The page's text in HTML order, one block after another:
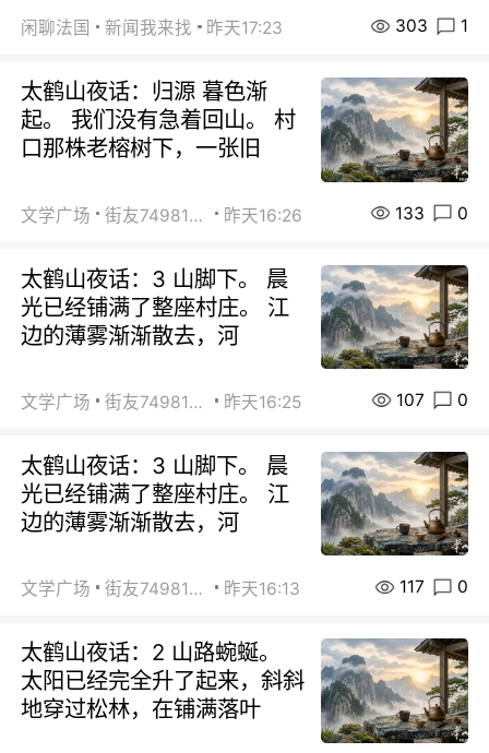
闲聊法国 新闻我来找 昨天17:23 303 1
太鹤山夜话：归源 暮色渐
起。 我们没有急着回山。 村
口那株老榕树下，一张旧
文学广场 街友74981146 昨天16:26 133 0
太鹤山夜话：3 山脚下。 晨
光已经铺满了整座村庄。 江
边的薄雾渐渐散去，河
文学广场 街友74981146 昨天16:25 107 0
太鹤山夜话：3 山脚下。 晨
光已经铺满了整座村庄。 江
边的薄雾渐渐散去，河
文学广场 街友74981146 昨天16:13 117 0
太鹤山夜话：2 山路蜿蜒。
太阳已经完全升了起来，斜斜
地穿过松林，在铺满落叶